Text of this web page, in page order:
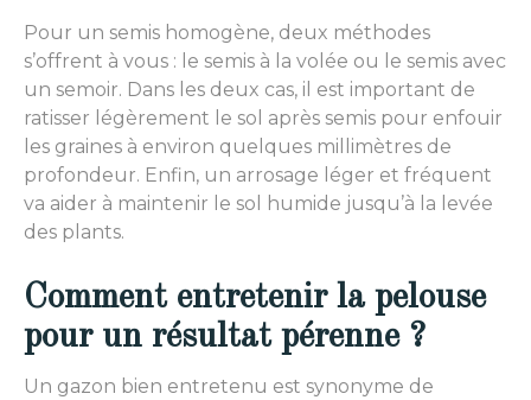
Pour un semis homogène, deux méthodes
s’offrent à vous : le semis à la volée ou le semis avec
un semoir. Dans les deux cas, il est important de
ratisser légèrement le sol après semis pour enfouir
les graines à environ quelques millimètres de
profondeur. Enfin, un arrosage léger et fréquent
va aider à maintenir le sol humide jusqu’à la levée
des plants.
Comment entretenir la pelouse
pour un résultat pérenne ?
Un gazon bien entretenu est synonyme de